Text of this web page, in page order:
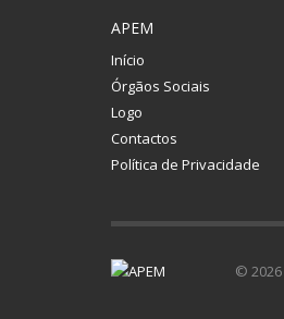
APEM
Início
Órgãos Sociais
Logo
Contactos
Política de Privacidade
© 2026